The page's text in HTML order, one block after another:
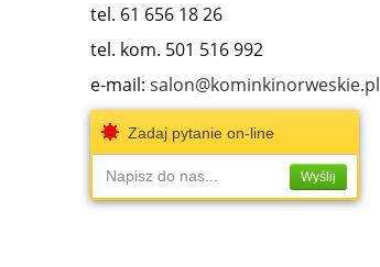
tel. 61 656 18 26
tel. kom. 501 516 992
e-mail: salon@kominkinorweskie.pl
Zadaj pytanie on-line
Napisz do nas... Wyślij